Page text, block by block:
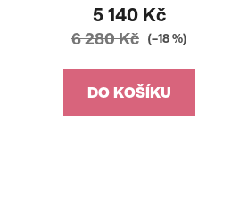
5 140 Kč
6 280 Kč (–18 %)
DO KOŠÍKU